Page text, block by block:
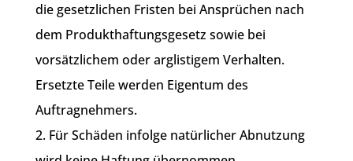
die gesetzlichen Fristen bei Ansprüchen nach
dem Produkthaftungsgesetz sowie bei
vorsätzlichem oder arglistigem Verhalten.
Ersetzte Teile werden Eigentum des
Auftragnehmers.
2. Für Schäden infolge natürlicher Abnutzung